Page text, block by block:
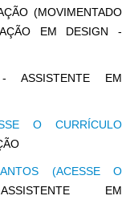
(MOVIMENTADO
EM DESIGN -
ASSISTENTE EM
O CURRÍCULO
(ACESSE O
EM